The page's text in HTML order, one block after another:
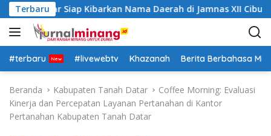
a
g
u
Terbaru
Datar Siap Kibarkan Nama Daerah di Jamnas XII Cibubur
#terbaru #livewebtv Khazanah Berita Berbahasa
Beranda Kabupaten Tanah Datar
Coffee Morning: Evaluasi
Kinerja dan Percepatan Layanan Pertanahan di Kantor
Pertanahan Kabupaten Tanah Datar